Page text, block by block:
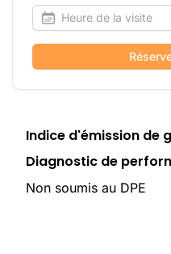
Indice d'émission de
Diagnostic de
Non soumis au DPE